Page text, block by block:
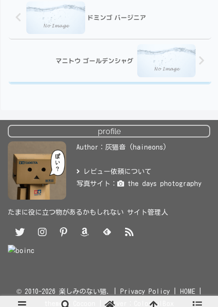
ドミンゴ バージニア
マニトウ ゴールデンシャグ
profile
Author：灰猫音 (haineons)
レビュー依頼について
写真サイト：
the days photography
たまに役に立つ物があるかもしれない サイト管理人
© 2010-2026 楽しみのない猫. | Privacy Policy| HOME|
themes：
| server： ColorfulBox